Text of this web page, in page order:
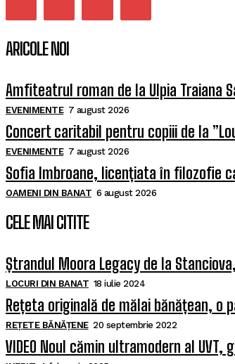
ARICOLE NOI
Amfiteatrul roman de la Ulpia Traiana
EVENIMENTE 7 august 2026
Concert caritabil pentru copiii de la
EVENIMENTE 7 august 2026
Sofia Imbroane, licențiata în filozofie
OAMENI DIN BANAT 6 august 2026
CELE MAI CITITE
Ștrandul Moora Legacy de la
LOCURI DIN BANAT 18 iulie 2024
Rețeta originală de mălai bănățean, o
REȚETE BĂNĂȚENE 20 septembrie 2022
VIDEO Noul cămin ultramodern al